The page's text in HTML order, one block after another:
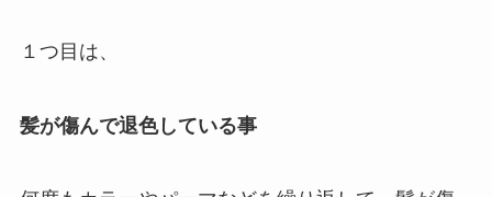
１つ目は、
髪が傷んで退色している事